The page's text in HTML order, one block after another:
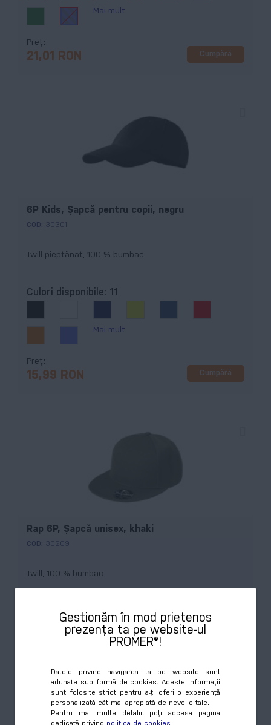
Gestionăm în mod prietenos
prezența ta pe website-ul
PROMER®!
Datele privind navigarea ta pe website sunt
adunate sub formă de cookies. Aceste informații
sunt folosite strict pentru a-ți oferi o experiență
personalizată cât mai apropiată de nevoile tale.
Pentru mai multe detalii, poți accesa pagina
dedicată privind politica de cookies
Mai mult
Preț
21,01 RON Cumpără
6P Kids, Şapcă pentru copii, negru
COD: 30301
Twill pieptănat, 100 % bumbac
Culori disponibile: 11
Mai mult
Preț
15,99 RON Cumpără
Rap 6P, Şapcă unisex, khaki
COD: 30209
Twill, 100 % bumbac
Culori disponibile:
17,93 RON Cumpără